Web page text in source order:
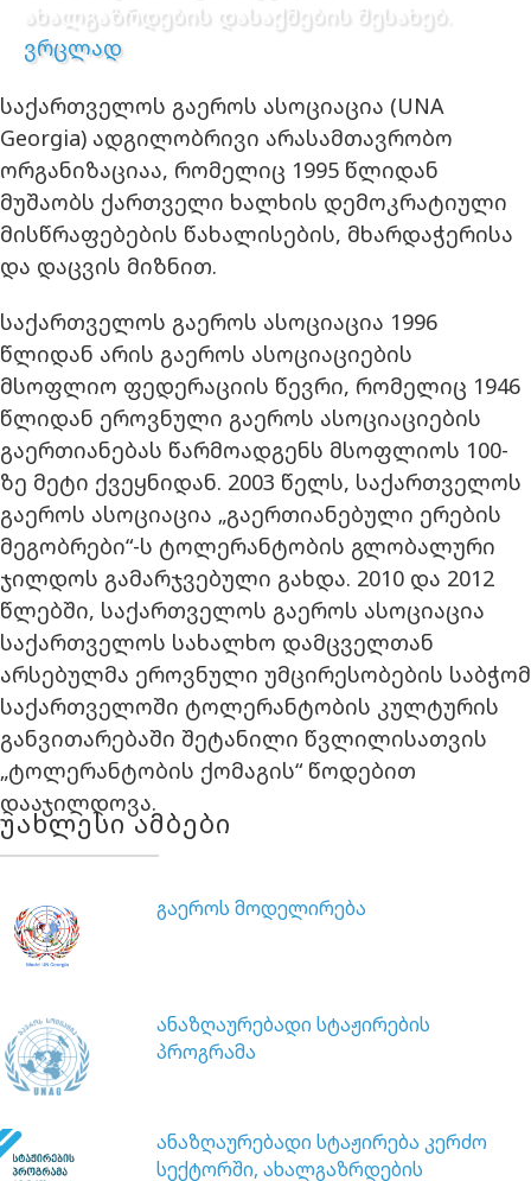
ახალგაზრდების დასაქმების შესახებ.
ვრცლად
საქართველოს გაეროს ასოციაცია (UNA
Georgia) ადგილობრივი არასამთავრობო
ორგანიზაციაა, რომელიც 1995 წლიდან
მუშაობს ქართველი ხალხის დემოკრატიული
მისწრაფებების წახალისების, მხარდაჭერისა
და დაცვის მიზნით.
საქართველოს გაეროს ასოციაცია 1996
წლიდან არის გაეროს ასოციაციების
მსოფლიო ფედერაციის წევრი, რომელიც 1946
წლიდან ეროვნული გაეროს ასოციაციების
გაერთიანებას წარმოადგენს მსოფლიოს 100-
ზე მეტი ქვეყნიდან. 2003 წელს, საქართველოს
გაეროს ასოციაცია „გაერთიანებული ერების
მეგობრები“-ს ტოლერანტობის გლობალური
ჯილდოს გამარჯვებული გახდა. 2010 და 2012
წლებში, საქართველოს გაეროს ასოციაცია
საქართველოს სახალხო დამცველთან
არსებულმა ეროვნული უმცირესობების საბჭომ
საქართველოში ტოლერანტობის კულტურის
განვითარებაში შეტანილი წვლილისათვის
„ტოლერანტობის ქომაგის“ წოდებით
დააჯილდოვა.
უახლესი ამბები
გაეროს მოდელირება
ანაზღაურებადი სტაჟირების
პროგრამა
ანაზღაურებადი სტაჟირება კერძო
სექტორში, ახალგაზრდების